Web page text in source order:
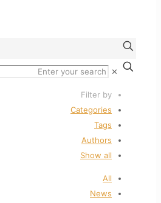
✕
Filter by
Categories
Tags
Authors
Show all
All
News